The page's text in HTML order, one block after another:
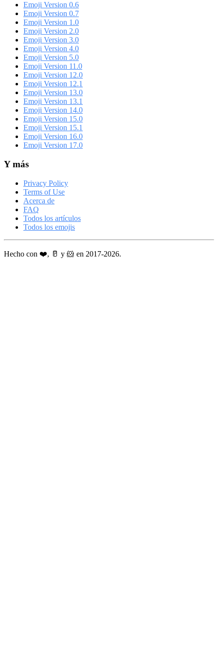
Emoji Version 0.6
Emoji Version 0.7
Emoji Version 1.0
Emoji Version 2.0
Emoji Version 3.0
Emoji Version 4.0
Emoji Version 5.0
Emoji Version 11.0
Emoji Version 12.0
Emoji Version 12.1
Emoji Version 13.0
Emoji Version 13.1
Emoji Version 14.0
Emoji Version 15.0
Emoji Version 15.1
Emoji Version 16.0
Emoji Version 17.0
Y más
Privacy Policy
Terms of Use
Acerca de
FAQ
Todos los artículos
Todos los emojis
Hecho con ❤️, 🥛 y 🐹 en 2017-2026.